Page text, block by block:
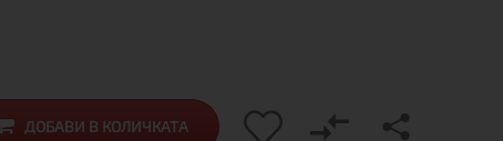
ДОБАВИ В КОЛИЧКАТА